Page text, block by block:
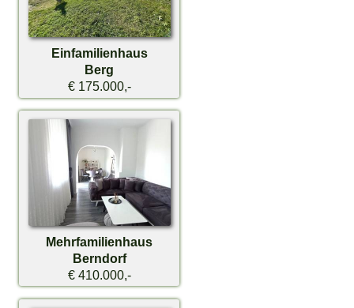
Einfamilienhaus
Berg
€ 175.000,-
Mehrfamilienhaus
Berndorf
€ 410.000,-